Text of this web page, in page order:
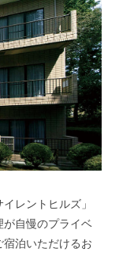
レントヒルズ」
が自慢のプライベ
泊いただけるお